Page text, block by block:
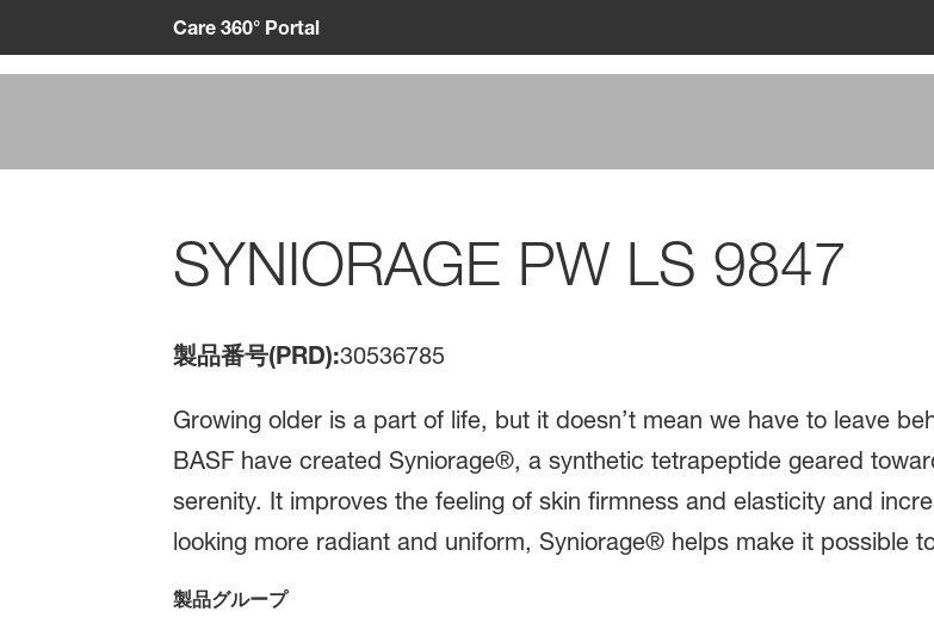
Care 360° Portal
SYNIORAGE PW LS 9847
製品番号(PRD):30536785
Growing older is a part of life, but it doesn’t mean we have to leave
BASF have created Syniorage®, a synthetic tetrapeptide geared
serenity. It improves the feeling of skin firmness and elasticity and
looking more radiant and uniform, Syniorage® helps make it possible
製品グループ